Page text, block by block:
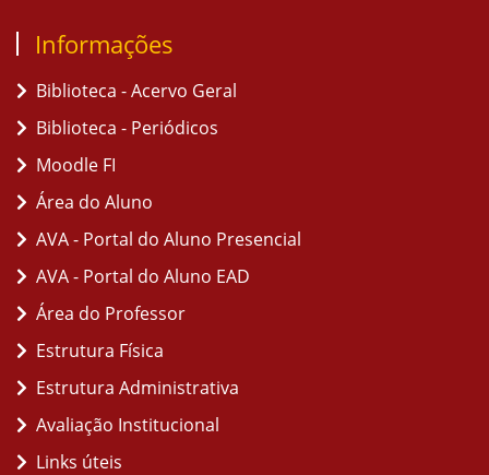
Informações
Biblioteca - Acervo Geral
Biblioteca - Periódicos
Moodle FI
Área do Aluno
AVA - Portal do Aluno Presencial
AVA - Portal do Aluno EAD
Área do Professor
Estrutura Física
Estrutura Administrativa
Avaliação Institucional
Links úteis